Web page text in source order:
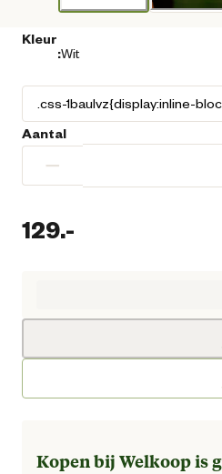
Kleur
:Wit
Aantal
−
129.-
Kopen bij Welkoop is